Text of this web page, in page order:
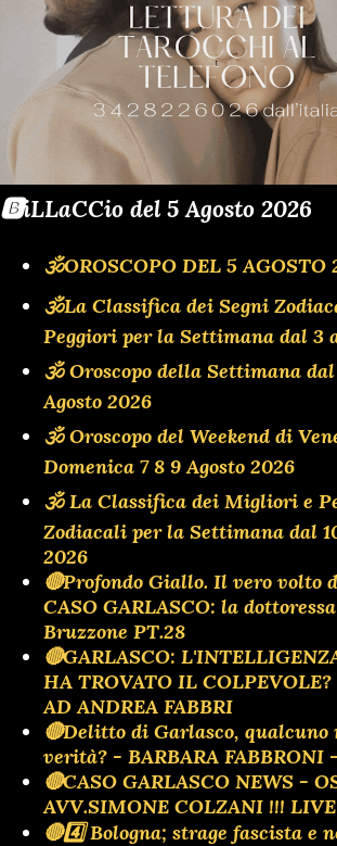
🅱️iLLaCCio del 5 Agosto 2026
🕉OROSCOPO DEL 5 AGOSTO
🕉La Classifica dei Segni
Peggiori per la Settimana dal 3
🕉 Oroscopo della Settimana dal
Agosto 2026
🕉 Oroscopo del Weekend di
Domenica 7 8 9 Agosto 2026
🕉 La Classifica dei Migliori e
Zodiacali per la Settimana dal
2026
🔴Profondo Giallo. Il vero volto
CASO GARLASCO: la
Bruzzone PT.28
🔴GARLASCO:
HA TROVATO IL
AD ANDREA FABBRI
🔴Delitto di Garlasco, qualcuno
verità? - BARBARA FABBRONI
🔴CASO GARLASCO NEWS -
AVV.SIMONE COLZANI !!! LIVE
🔴4️⃣ Bologna; strage fascista e